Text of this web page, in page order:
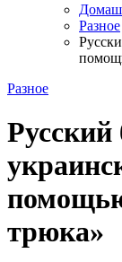
Разное
Разное
Русский
трюка»